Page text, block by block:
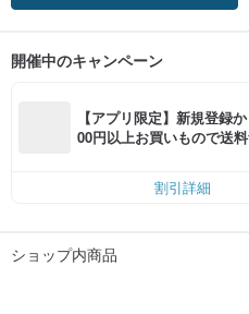
開催中のキャンペーン
【アプリ限定】新規登録
00円以上お買いもので送
割引詳細
ショップ内商品